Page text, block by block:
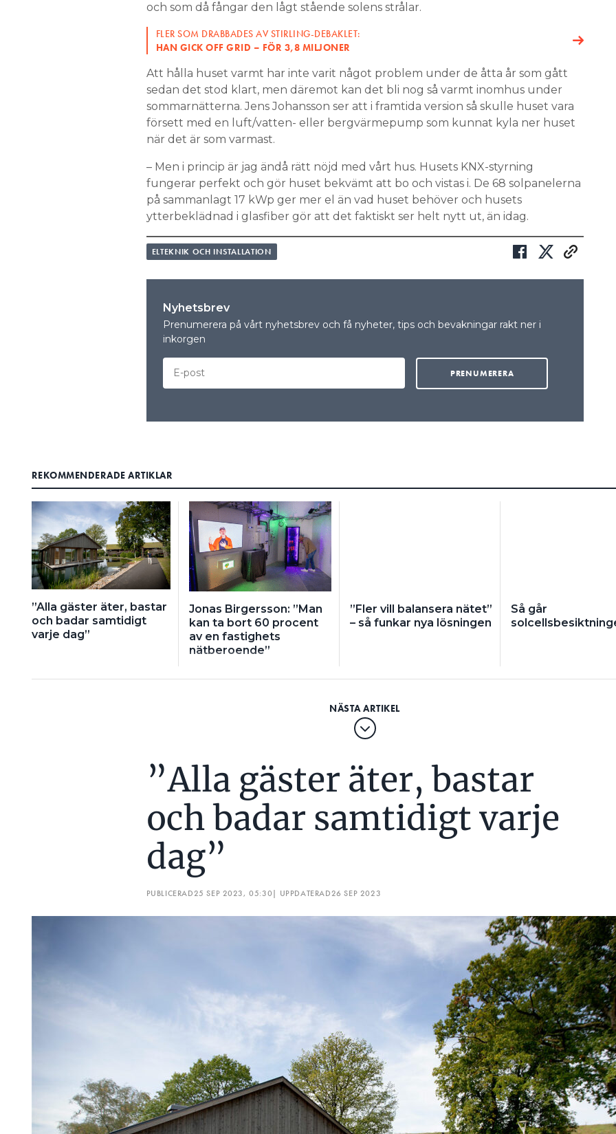
och som då fångar den lågt stående solens strålar.
FLER SOM DRABBADES AV STIRLING-DEBAKLET:
HAN GICK OFF GRID – FÖR 3,8 MILJONER
Att hålla huset varmt har inte varit något problem under de åtta år som gått
sedan det stod klart, men däremot kan det bli nog så varmt inomhus under
sommarnätterna. Jens Johansson ser att i framtida version så skulle huset vara
försett med en luft/vatten- eller bergvärmepump som kunnat kyla ner huset
när det är som varmast.
– Men i princip är jag ändå rätt nöjd med vårt hus. Husets KNX-styrning
fungerar perfekt och gör huset bekvämt att bo och vistas i. De 68 solpanelerna
på sammanlagt 17 kWp ger mer el än vad huset behöver och husets
ytterbeklädnad i glasfiber gör att det faktiskt ser helt nytt ut, än idag.
ELTEKNIK OCH INSTALLATION
Nyhetsbrev
Prenumerera på vårt nyhetsbrev och få nyheter, tips och bevakningar rakt ner i
inkorgen
REKOMMENDERADE ARTIKLAR
”Alla gäster äter, bastar
och badar samtidigt
varje dag”
Jonas Birgersson: ”Man
kan ta bort 60 procent
av en fastighets
nätberoende”
”Fler vill balansera nätet”
– så funkar nya lösningen
Så går
”Alla gäster äter, bastar
och badar samtidigt varje
dag”
PUBLICERAD25 SEP 2023, 05:30| UPPDATERAD26 SEP 2023